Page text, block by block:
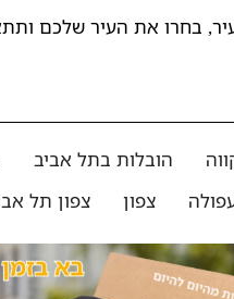
בחרו את העיר שלכם
הובלות בתל אביב
צפון צפון תל